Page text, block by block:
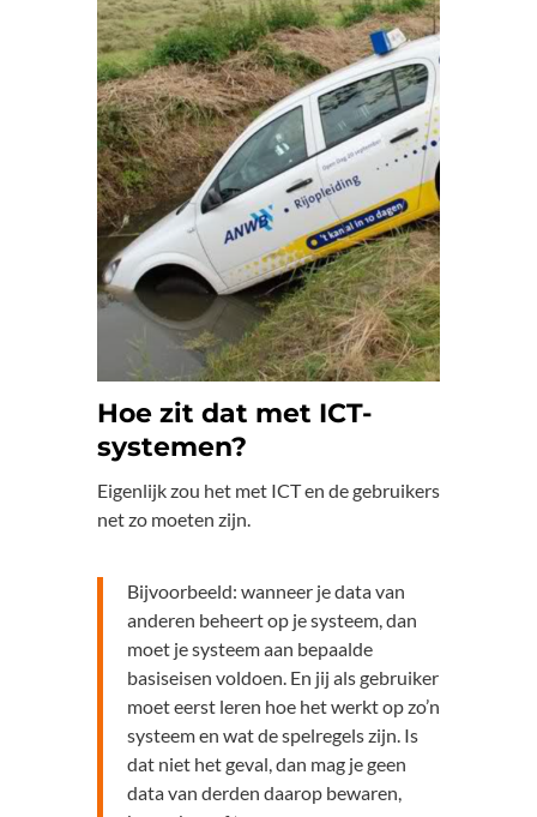
Hoe zit dat met ICT-
systemen?
Eigenlijk zou het met ICT en de gebruikers
net zo moeten zijn.
Bijvoorbeeld: wanneer je data van
anderen beheert op je systeem, dan
moet je systeem aan bepaalde
basiseisen voldoen. En jij als gebruiker
moet eerst leren hoe het werkt op zo’n
systeem en wat de spelregels zijn. Is
dat niet het geval, dan mag je geen
data van derden daarop bewaren,